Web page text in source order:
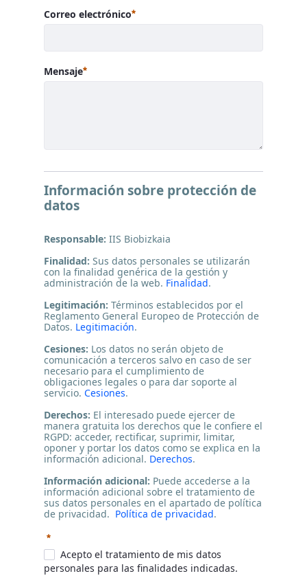
Correo electrónico Requerido
Mensaje Requerido
Información sobre protección de
datos
Responsable: IIS Biobizkaia
Finalidad: Sus datos personales se utilizarán
con la finalidad genérica de la gestión y
administración de la web. Finalidad.
Legitimación: Términos establecidos por el
Reglamento General Europeo de Protección de
Datos. Legitimación.
Cesiones: Los datos no serán objeto de
comunicación a terceros salvo en caso de ser
necesario para el cumplimiento de
obligaciones legales o para dar soporte al
servicio. Cesiones.
Derechos: El interesado puede ejercer de
manera gratuita los derechos que le confiere el
RGPD: acceder, rectificar, suprimir, limitar,
oponer y portar los datos como se explica en la
información adicional. Derechos.
Información adicional: Puede accederse a la
información adicional sobre el tratamiento de
sus datos personales en el apartado de política
de privacidad. Política de privacidad.
Requerido
Acepto el tratamiento de mis datos
personales para las finalidades indicadas.